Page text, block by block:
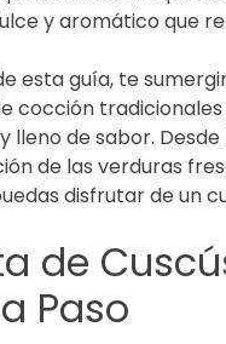
y aromático que
esta guía, te
cocción
lleno de sabor.
de las verduras
disfrutar de un
de
Paso